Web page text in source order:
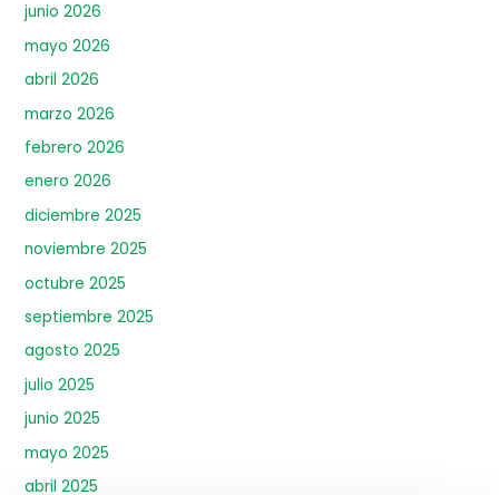
junio 2026
mayo 2026
abril 2026
marzo 2026
febrero 2026
enero 2026
diciembre 2025
noviembre 2025
octubre 2025
septiembre 2025
agosto 2025
julio 2025
junio 2025
mayo 2025
abril 2025